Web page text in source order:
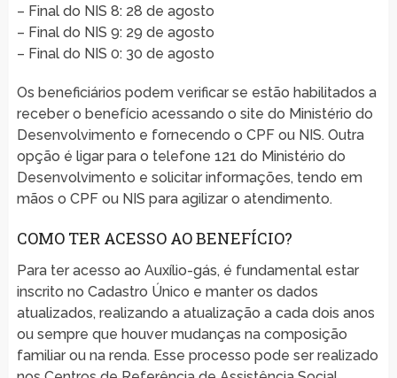
– Final do NIS 8: 28 de agosto
– Final do NIS 9: 29 de agosto
– Final do NIS 0: 30 de agosto
Os beneficiários podem verificar se estão habilitados a
receber o benefício acessando o site do Ministério do
Desenvolvimento e fornecendo o CPF ou NIS. Outra
opção é ligar para o telefone 121 do Ministério do
Desenvolvimento e solicitar informações, tendo em
mãos o CPF ou NIS para agilizar o atendimento.
COMO TER ACESSO AO BENEFÍCIO?
Para ter acesso ao Auxílio-gás, é fundamental estar
inscrito no Cadastro Único e manter os dados
atualizados, realizando a atualização a cada dois anos
ou sempre que houver mudanças na composição
familiar ou na renda. Esse processo pode ser realizado